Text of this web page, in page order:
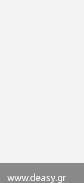
www.deasy.gr